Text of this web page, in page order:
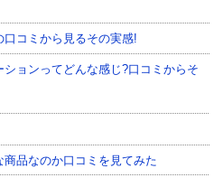
口コミから見るその実感!
ションってどんな感じ?口コミからそ
商品なのか口コミを見てみた